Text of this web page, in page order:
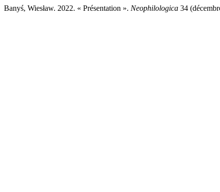
Banyś, Wiesław. 2022. « Présentation ». Neophilologica 34